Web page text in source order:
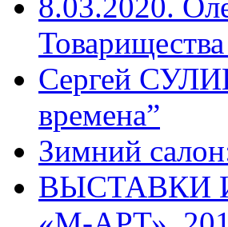
Сергей
времена”
Зимний
ВЫСТАВКИ